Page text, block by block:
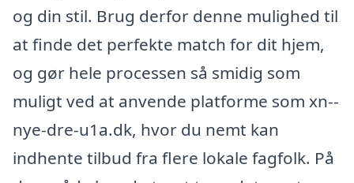
og din stil. Brug derfor denne mulighed til
at finde det perfekte match for dit hjem,
og gør hele processen så smidig som
muligt ved at anvende platforme som xn--
nye-dre-u1a.dk, hvor du nemt kan
indhente tilbud fra flere lokale fagfolk. På